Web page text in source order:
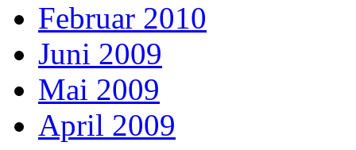
Februar 2010
Juni 2009
Mai 2009
April 2009